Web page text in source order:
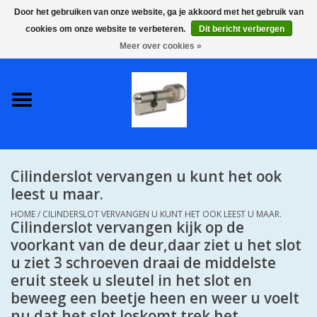
0 Artikelen - €0,00
S2 COMPLETE VEILIGE
SKG**
S2 CILINDER SLOTEN IN
IEDERE GEWENSTE MAAT MET
GEWONE GENUMMERDE
SLEUTELS SKG**
S2 CILINDERSLOTEN IN IEDERE
Cilinderslot vervangen u kunt het ook
leest u maar.
HOME/ CILINDERSLOT VERVANGEN U KUNT HET OOK LEEST U MAAR.
Cilinderslot vervangen kijk op de
voorkant van de deur,daar ziet u het slot
u ziet 3 schroeven draai de middelste
eruit steek u sleutel in het slot en
beweeg een beetje heen en weer u voelt
Door het gebruiken van onze website, ga je akkoord met het gebruik van
cookies om onze website te verbeteren.
Dit bericht verbergen
Meer over cookies »